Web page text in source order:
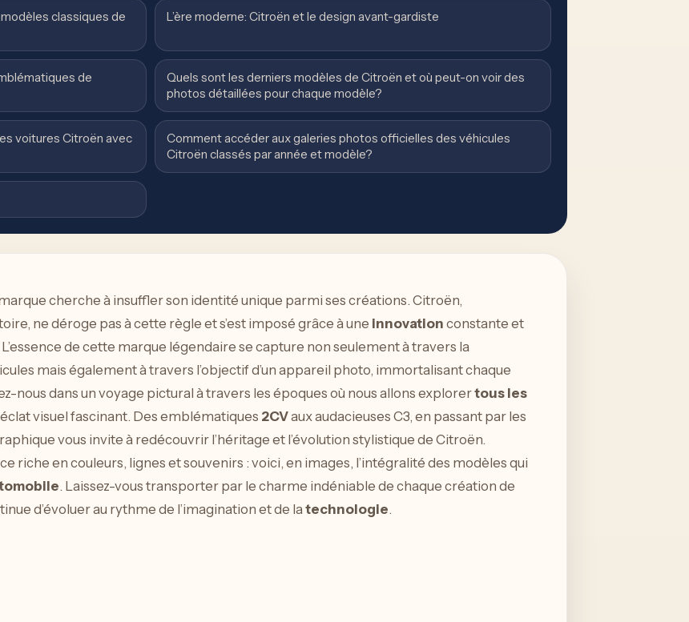
classiques de
L’ère moderne: Citroën et le design avant-gardiste
de
Quels sont les derniers modèles de Citroën et où peut-on voir des
photos détaillées pour chaque modèle?
voitures Citroën avec
Comment accéder aux galeries photos officielles des véhicules
Citroën classés par année et modèle?
cherche à insuffler son identité unique parmi ses créations. Citroën,
ne déroge pas à cette règle et s’est imposé grâce à une innovation constante et
de cette marque légendaire se capture non seulement à travers la
mais également à travers l’objectif d’un appareil photo, immortalisant chaque
nous dans un voyage pictural à travers les époques où nous allons explorertous les
visuel fascinant. Des emblématiques 2CVaux audacieuses C3, en passant par les
vous invite à redécouvrir l’héritage et l’évolution stylistique de Citroën.
riche en couleurs, lignes et souvenirs : voici, en images, l’intégralité des modèles qui
. Laissez-vous transporter par le charme indéniable de chaque création de
d’évoluer au rythme de l’imagination et de latechnologie.